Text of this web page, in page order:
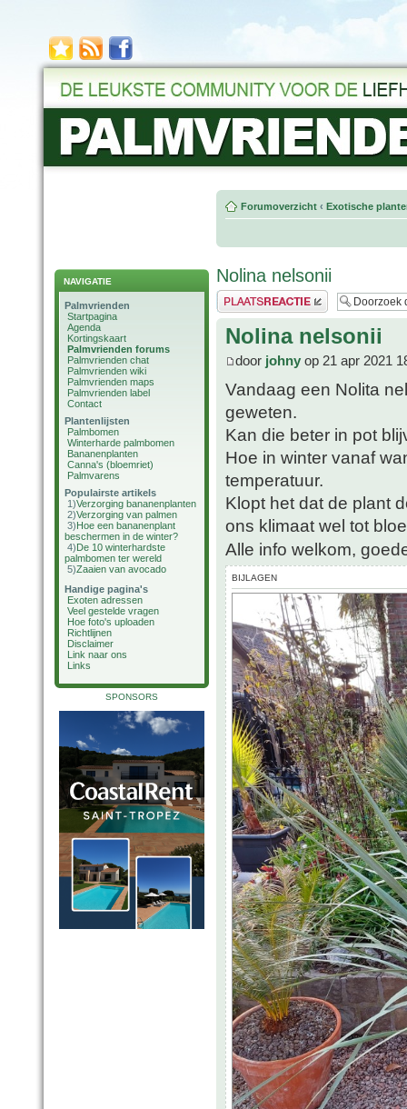
NAVIGATIE
Palmvrienden
Startpagina
Agenda
Kortingskaart
Palmvrienden forums
Palmvrienden chat
Palmvrienden wiki
Palmvrienden maps
Palmvrienden label
Contact
Plantenlijsten
Palmbomen
Winterharde palmbomen
Bananenplanten
Canna's (bloemriet)
Palmvarens
Populairste artikels
1)Verzorging bananenplanten
2)Verzorging van palmen
3)Hoe een bananenplant
beschermen in de winter?
4)De 10 winterhardste
palmbomen ter wereld
5)Zaaien van avocado
Handige pagina's
Exoten adressen
Veel gestelde vragen
Hoe foto's uploaden
Richtlijnen
Disclaimer
Link naar ons
Links
SPONSORS
Forumoverzicht ‹ Exotische
Nolina nelsonii
Plaats een reactie
Nolina nelsonii
door johny op 21 apr 2021
Vandaag een Nolita
geweten.
Kan die beter in pot
Hoe in winter vanaf
temperatuur.
Klopt het dat de plant
ons klimaat wel tot
Alle info welkom,
BIJLAGEN